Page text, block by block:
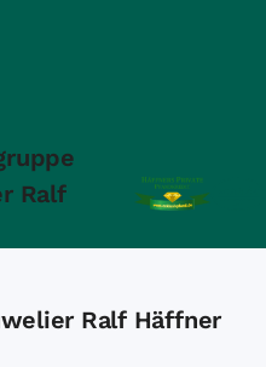
Ralf
Ralf Häffner